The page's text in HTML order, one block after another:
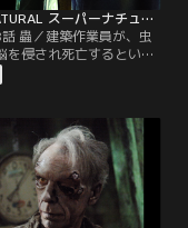
SUPERNATURAL スーパーナチュラル シーズン1 第08話／吹替
蟲／建築作業員が、虫
を侵され死亡するという
。事件の解明に当たるサ
ンは、町の歴史を調査
されていることを突き止
の呪いを解き、人を死に
虫たちを駆除する方法
考えなければならない。